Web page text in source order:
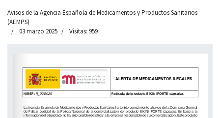
Avisos de la Agencia Española de Medicamentos y Productos Sanitarios
(AEMPS)
03 marzo 2025
Visitas: 959